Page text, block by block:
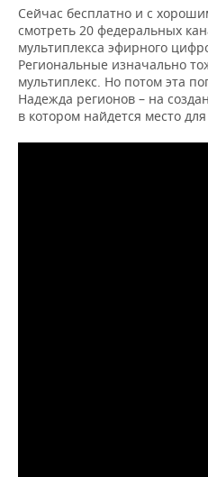
НЕФТЕХИМИЯ
НЕФТЬ
ОПК
РОЗНИЧНАЯ ТОРГОВЛЯ
ТРАНСПОРТ
УСЛУГИ
НОВОСТИ ТЕХНОЛОГИЙ
IT
МЕДИА
МЕРОПРИЯТИЯ
НОВОСТИ МЕРОПРИЯТИЙ
ВЫЕЗДНАЯ РЕДАКЦИЯ
СПОРТ
НОВОСТИ СПОРТА
ОБЩЕСТВО
Сейчас бесплатно и с
смотреть 20 федеральных
мультиплекса эфирного
Региональные изначально
мультиплекс. Но потом эта
Надежда регионов – на
в котором найдется место